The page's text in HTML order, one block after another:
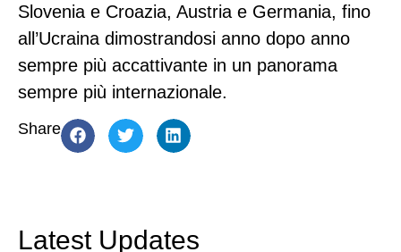
Slovenia e Croazia, Austria e Germania, fino
all’Ucraina dimostrandosi anno dopo anno
sempre più accattivante in un panorama
sempre più internazionale.
Share
Latest Updates